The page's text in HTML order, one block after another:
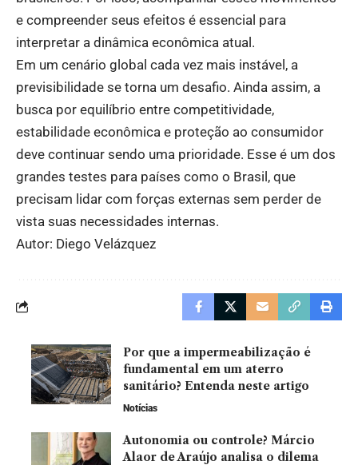
e compreender seus efeitos é essencial para
interpretar a dinâmica econômica atual.
Em um cenário global cada vez mais instável, a
previsibilidade se torna um desafio. Ainda assim, a
busca por equilíbrio entre competitividade,
estabilidade econômica e proteção ao consumidor
deve continuar sendo uma prioridade. Esse é um dos
grandes testes para países como o Brasil, que
precisam lidar com forças externas sem perder de
vista suas necessidades internas.
Autor: Diego Velázquez
Por que a impermeabilização é
fundamental em um aterro
sanitário? Entenda neste artigo
Notícias
Autonomia ou controle? Márcio
Alaor de Araújo analisa o dilema